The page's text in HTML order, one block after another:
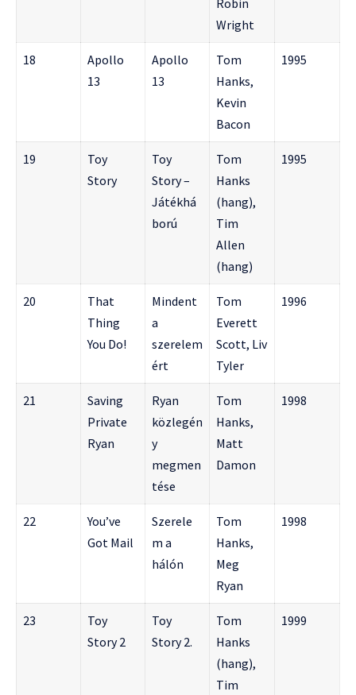
Robin
Wright
18
Apollo
13
Apollo
13
Tom
Hanks,
Kevin
Bacon
1995
19
Toy
Story
Toy
Story –
Játékhá
ború
Tom
Hanks
(hang),
Tim
Allen
(hang)
1995
20
That
Thing
You Do!
Mindent
a
szerelem
ért
Tom
Everett
Scott, Liv
Tyler
1996
21
Saving
Private
Ryan
Ryan
közlegén
y
megmen
tése
Tom
Hanks,
Matt
Damon
1998
22
You’ve
Got Mail
Szerele
m a
hálón
Tom
Hanks,
Meg
Ryan
1998
23
Toy
Story 2
Toy
Story 2.
Tom
Hanks
(hang),
Tim
1999